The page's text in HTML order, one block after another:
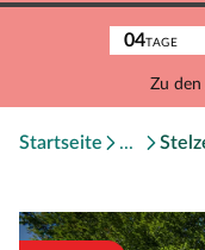
04TAGE
Zu den
Startseite